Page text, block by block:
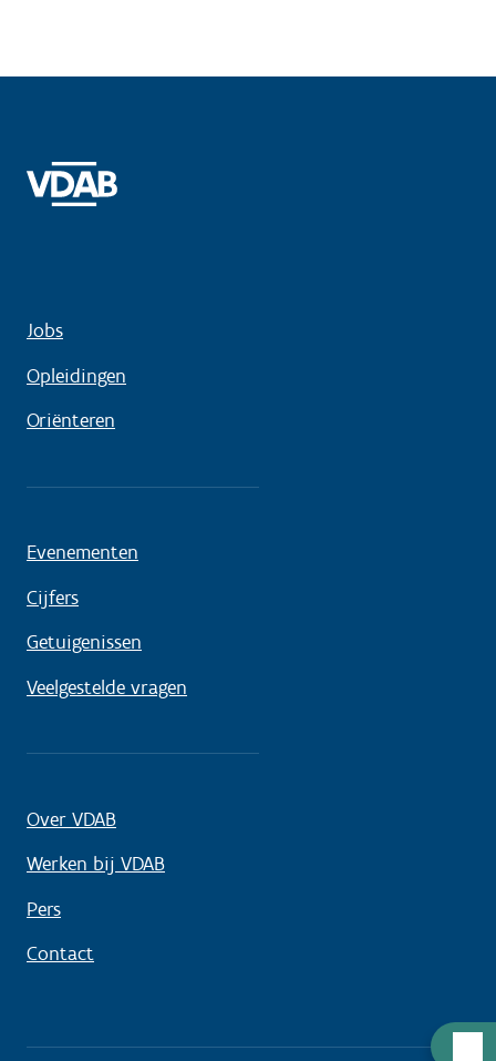
Jobs
Opleidingen
Oriënteren
Evenementen
Cijfers
Getuigenissen
Veelgestelde vragen
Over VDAB
Werken bij VDAB
Pers
Contact